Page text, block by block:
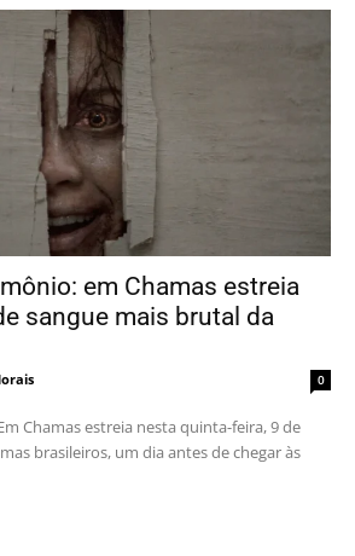
em Chamas estreia
sangue mais brutal da
0
Chamas estreia nesta quinta-feira, 9 de
brasileiros, um dia antes de chegar às